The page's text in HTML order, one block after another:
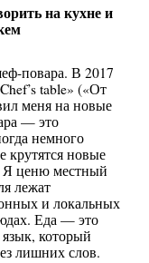
на кухне и
повара. В 2017
table» («От
меня на новые
— это
немного
крутятся новые
Я ценю местный
лежат
и локальных
Еда — это
который
лишних слов.